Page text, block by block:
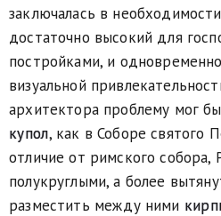
заключалась в
достаточно высокий для
постройками, и
визуальной
архитектора проблему мог
купол, как в Соборе святого
отличие от римского собора,
полукруглыми, а более
разместить между ними